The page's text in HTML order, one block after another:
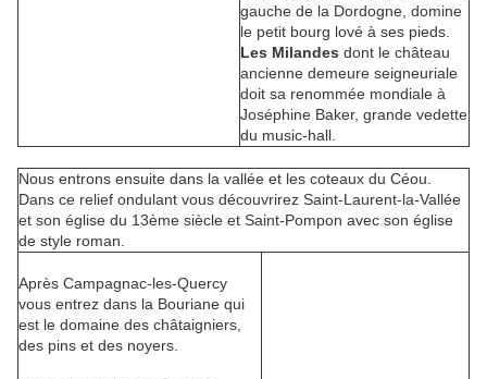
gauche de la Dordogne, domine
le petit bourg lové à ses pieds.
Les Milandes dont le château
ancienne demeure seigneuriale
doit sa renommée mondiale à
Joséphine Baker, grande vedette
du music-hall.
Nous entrons ensuite dans la vallée et les coteaux du Céou.
Dans ce relief ondulant vous découvrirez Saint-Laurent-la-Vallée
et son église du 13ème siècle et Saint-Pompon avec son église
de style roman.
Après Campagnac-les-Quercy
vous entrez dans la Bouriane qui
est le domaine des châtaigniers,
des pins et des noyers.